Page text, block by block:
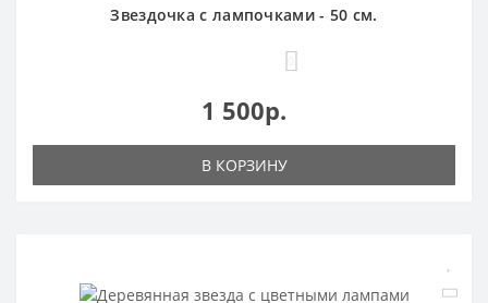
Звездочка с лампочками - 50 см.
1 500р.
В КОРЗИНУ